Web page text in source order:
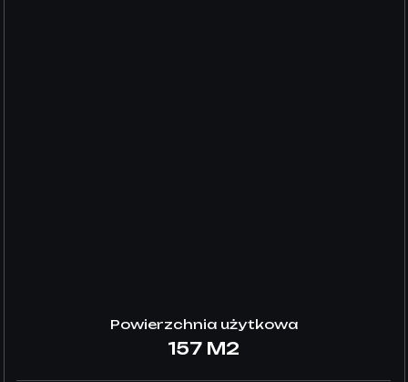
Powierzchnia użytkowa
157 M2